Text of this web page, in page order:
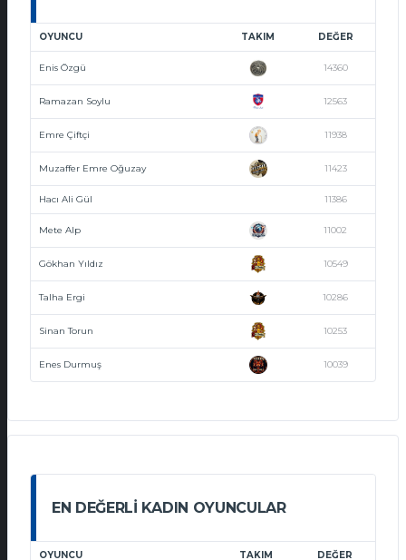
OYUNCU TAKIM DEĞER
Enis Özgü 14360
Ramazan Soylu 12563
Emre Çiftçi 11938
Muzaffer Emre Oğuzay 11423
Hacı Ali Gül 11386
Mete Alp 11002
Gökhan Yıldız 10549
Talha Ergi 10286
Sinan Torun 10253
Enes Durmuş 10039
EN DEĞERLI KADIN OYUNCULAR
OYUNCU TAKIM DEĞER